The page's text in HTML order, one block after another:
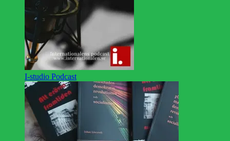
I-studio Podcast